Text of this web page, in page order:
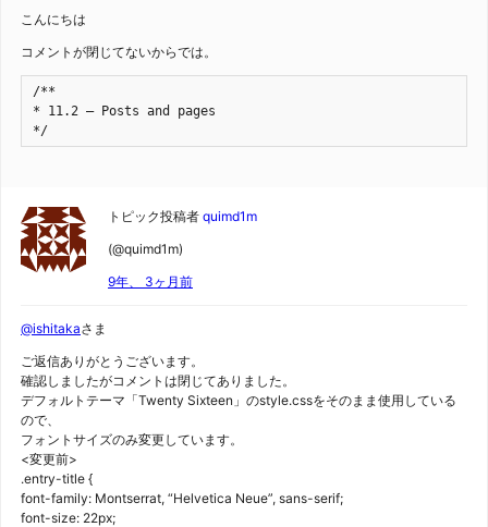
こんにちは
コメントが閉じてないからでは。
/**
* 11.2 – Posts and pages
*/
トピック投稿者 quimd1m
(@quimd1m)
9年、 3ヶ月前
@ishitakaさま
ご返信ありがとうございます。
確認しましたがコメントは閉じてありました。
デフォルトテーマ「Twenty Sixteen」のstyle.cssをそのまま使用している
ので、
フォントサイズのみ変更しています。
<変更前>
.entry-title {
font-family: Montserrat, “Helvetica Neue”, sans-serif;
font-size: 22px;